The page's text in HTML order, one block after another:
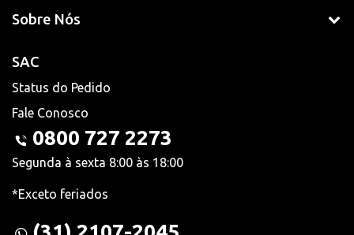
Sobre Nós
SAC
Status do Pedido
Fale Conosco
0800 727 2273
Segunda à sexta 8:00 às 18:00
*Exceto feriados